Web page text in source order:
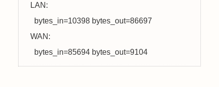
  LAN:
    bytes_in=10398 bytes_out=86697
  WAN:
    bytes_in=85694 bytes_out=9104